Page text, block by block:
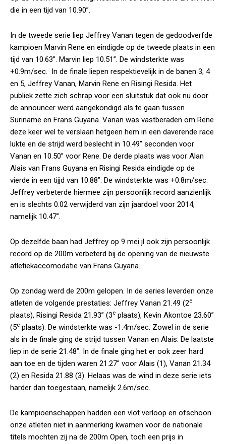
die in een tijd van 10.90”.
In de tweede serie liep Jeffrey Vanan tegen de gedoodverfde
kampioen Marvin Rene en eindigde op de tweede plaats in een
tijd van 10.63”. Marvin liep 10.51”. De windsterkte was
+0.9m/sec. In de finale liepen respektievelijk in de banen 3; 4
en 5, Jeffrey Vanan, Marvin Rene en Risingi Resida. Het
publiek zette zich schrap voor een sluitstuk dat ook nu door
de announcer werd aangekondigd als te gaan tussen
Suriname en Frans Guyana. Vanan was vastberaden om Rene
deze keer wel te verslaan hetgeen hem in een daverende race
lukte en de strijd werd beslecht in 10.49” seconden voor
Vanan en 10.50” voor Rene. De derde plaats was voor Alan
Alais van Frans Guyana en Risingi Resida eindigde op de
vierde in een tijjd van 10.88”. De windsterkte was +0.8m/sec.
Jeffrey verbeterde hiermee zijn persoonlijk record aanzienlijk
en is slechts 0.02 verwijderd van zijn jaardoel voor 2014,
namelijk 10.47”.
Op dezelfde baan had Jeffrey op 9 mei jl ook zijn persoonlijk
record op de 200m verbeterd bij de opening van de nieuwste
atletiekaccomodatie van Frans Guyana.
Op zondag werd de 200m gelopen. In de series leverden onze
atleten de volgende prestaties: Jeffrey Vanan 21.49 (2e
plaats), Risingi Resida 21.93” (3e plaats), Kevin Akontoe 23.60”
(5e plaats). De windsterkte was -1.4m/sec. Zowel in de serie
als in de finale ging de strijd tussen Vanan en Alais. De laatste
liep in de serie 21.48”. In de finale ging het er ook zeer hard
aan toe en de tijden waren 21.27” voor Alais (1), Vanan 21.34
(2) en Resida 21.88 (3). Helaas was de wind in deze serie iets
harder dan toegestaan, namelijk 2.6m/sec.
De kampioenschappen hadden een vlot verloop en ofschoon
onze atleten niet in aanmerking kwamen voor de nationale
titels mochten zij na de 200m Open, toch een prijs in